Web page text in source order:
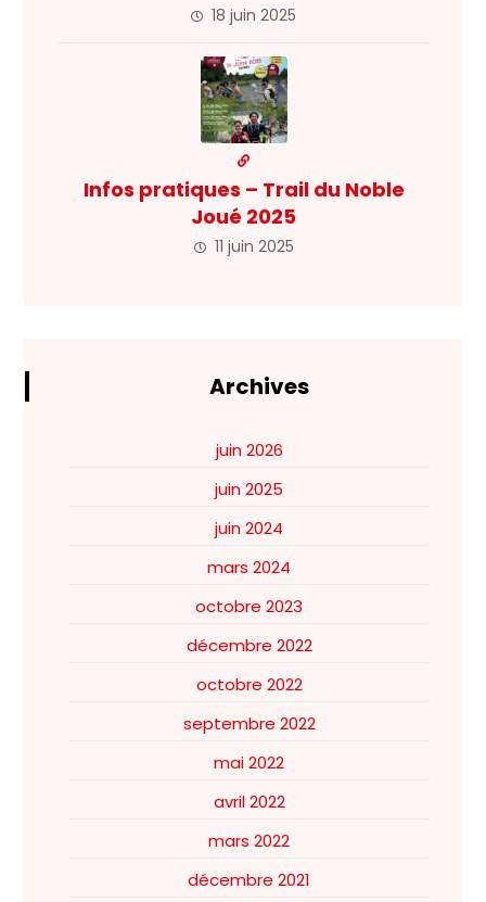
18 juin 2025
Infos pratiques – Trail du Noble
Joué 2025
11 juin 2025
Archives
juin 2026
juin 2025
juin 2024
mars 2024
octobre 2023
décembre 2022
octobre 2022
septembre 2022
mai 2022
avril 2022
mars 2022
décembre 2021